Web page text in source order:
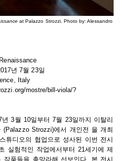
at Palazzo Strozzi. Photo by: Alessandro
년 7월 23일
Italy
mostre/bill-viola/?
3월 10일부터 7월 23일까지 이탈리
(Palazzo Strozzi)에서 개인전 을 개최
튜디오의 협업으로 성사된 이번 전시
실험적인 작업에서부터 21세기에 제
작품들을 총망라해 선보인다. 본 전시